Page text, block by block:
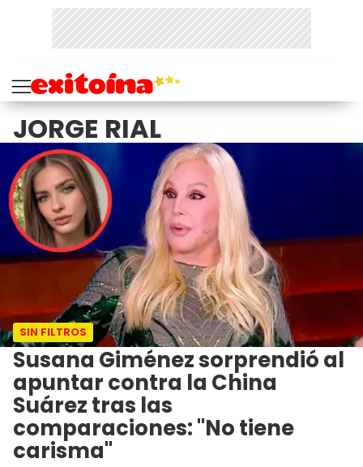
JORGE RIAL
SIN FILTROS
Susana Giménez sorprendió al
apuntar contra la China
Suárez tras las
comparaciones: "No tiene
carisma"